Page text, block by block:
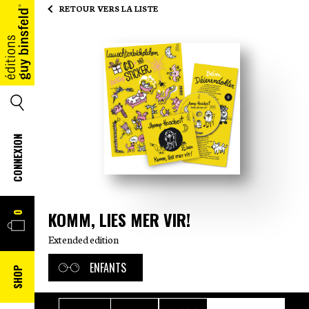
ACCUEIL
SEARCH
CONNEXION
PANIER
0
SHOP
RETOUR VERS LA LISTE
KOMM, LIES MER VIR!
Extended edition
ENFANTS